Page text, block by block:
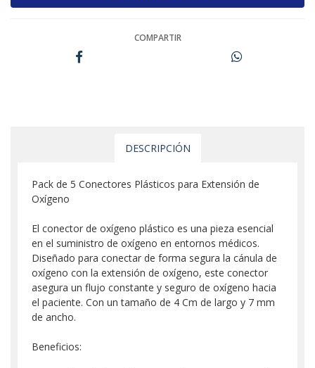
COMPARTIR
DESCRIPCIÓN
Pack de 5 Conectores Plásticos para Extensión de
Oxígeno
El conector de oxígeno plástico es una pieza esencial
en el suministro de oxígeno en entornos médicos.
Diseñado para conectar de forma segura la cánula de
oxígeno con la extensión de oxígeno, este conector
asegura un flujo constante y seguro de oxígeno hacia
el paciente. Con un tamaño de 4 Cm de largo y 7 mm
de ancho.
Beneficios: